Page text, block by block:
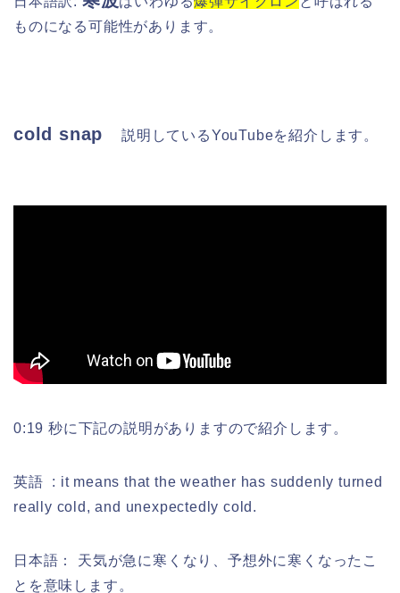
ものになる可能性があります。
cold snap 説明しているYouTubeを紹介します。
0:19 秒に下記の説明がありますので紹介します。
英語 : it means that the weather has suddenly turned
really cold, and unexpectedly cold.
日本語： 天気が急に寒くなり、予想外に寒くなったこ
とを意味します。